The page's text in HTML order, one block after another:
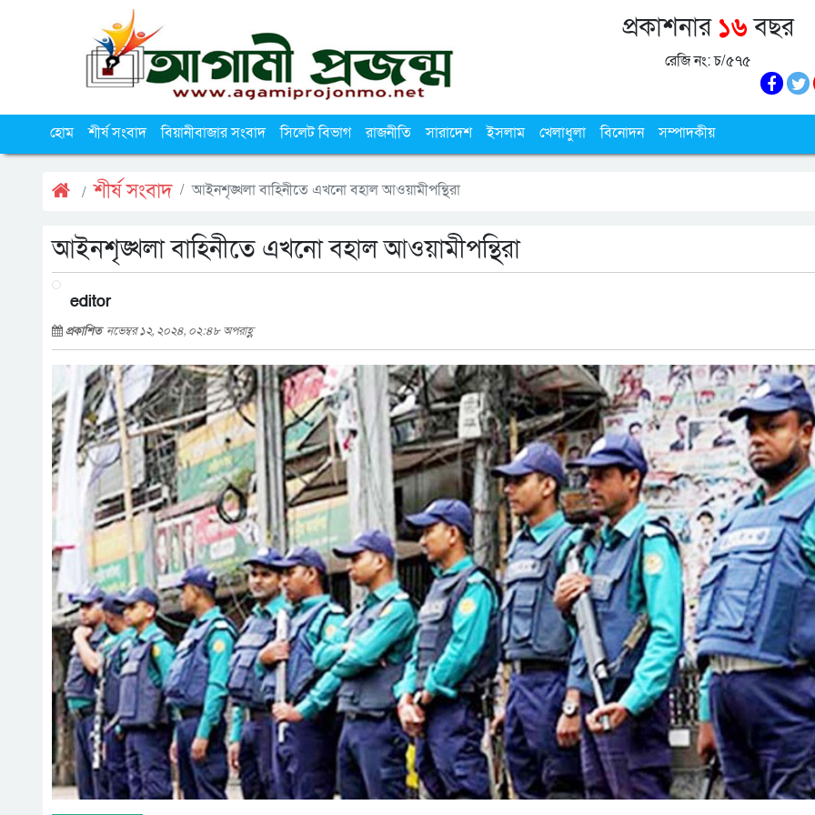
প্রকাশনার ১৬বছর
রেজি নং: চ/৫৭৫
হোম শীর্ষ সংবাদ বিয়ানীবাজার সংবাদ সিলেট বিভাগ রাজনীতি সারাদেশ ইসলাম খেলাধুলা বিনোদন সম্পাদকীয়
শীর্ষ সংবাদ আইনশৃঙ্খলা বাহিনীতে এখনো বহাল আওয়ামীপন্থিরা
আইনশৃঙ্খলা বাহিনীতে এখনো বহাল আওয়ামীপন্থিরা
editor
প্রকাশিত নভেম্বর ১২, ২০২৪, ০২:৪৮ অপরাহ্ণ